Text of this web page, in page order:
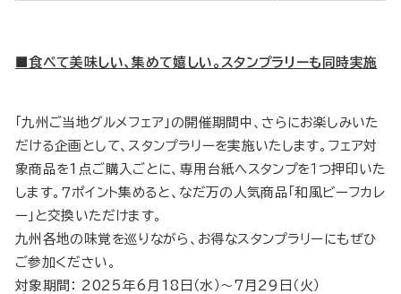
■食べて美味しい、集めて嬉しい。スタンプラリーも同時実施
「九州ご当地グルメフェア」の開催期間中、さらにお楽しみいた
だける企画として、スタンプラリーを実施いたします。フェア対
象商品を1点ご購入ごとに、専用台紙へスタンプを１つ押印いた
します。７ポイント集めると、なだ万の人気商品「和風ビーフカレ
ー」と交換いただけます。
九州各地の味覚を巡りながら、お得なスタンプラリーにもぜひ
ご参加ください。
対象期間： 2025年6月18日（水）～7月29日（火）